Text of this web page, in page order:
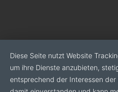
Diese Seite nutzt Website
um ihre Dienste anzubieten,
entsprechend der Interessen